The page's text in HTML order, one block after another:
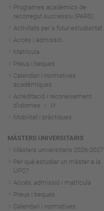
Programes acadèmics de
recorregut successiu (PARS)
Activitats per a futur estudiantat
Accés i admissió
Matrícula
Preus i beques
Calendari i normatives
acadèmiques
Acreditació i reconeixement
d'idiomes
Mobilitat i pràctiques
MÀSTERS UNIVERSITARIS
Màsters universitaris 2026-2027
Per què estudiar un màster a la
UPC?
Accés, admissió i matrícula
Preus i beques
Calendari i normatives